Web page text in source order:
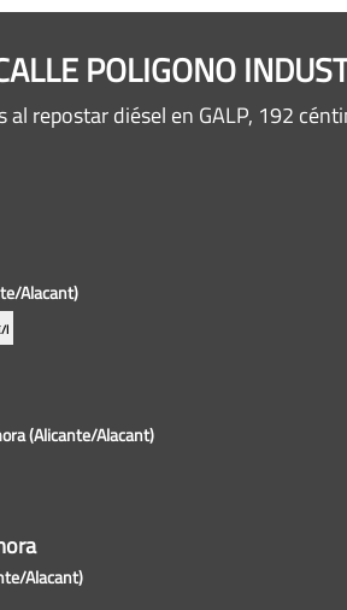
POLIGONO
al repostar diésel en GALP, 192
Alacant)
l
(Alicante/Alacant)
Alacant)